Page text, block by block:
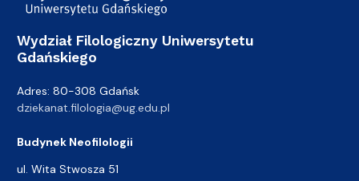
Wydział Filologiczny Uniwersytetu
Gdańskiego
Adres: 80-308 Gdańsk
dziekanat.filologia@ug.edu.pl
Budynek Neofilologii
ul. Wita Stwosza 51